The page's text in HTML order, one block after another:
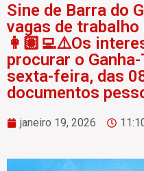
Sine de Barra do
vagas de
👩🏽‍💻⚠️Os
procurar o
sexta-feira, das
documentos
janeiro 19, 2026